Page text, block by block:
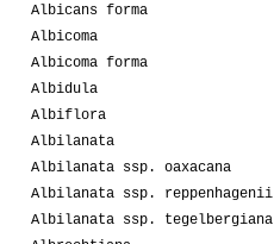
Albicans forma
Albicoma
Albicoma forma
Albidula
Albiflora
Albilanata
Albilanata ssp. oaxacana
Albilanata ssp. reppenhagenii
Albilanata ssp. tegelbergiana